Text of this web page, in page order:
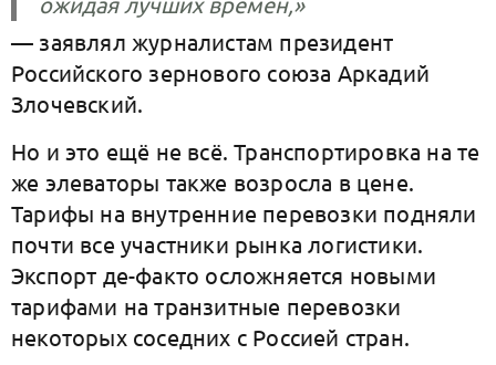
— заявлял журналистам президент
Российского зернового союза Аркадий
Злочевский.
Но и это ещё не всё. Транспортировка на те
же элеваторы также возросла в цене.
Тарифы на внутренние перевозки подняли
почти все участники рынка логистики.
Экспорт де-факто осложняется новыми
тарифами на транзитные перевозки
некоторых соседних с Россией стран.